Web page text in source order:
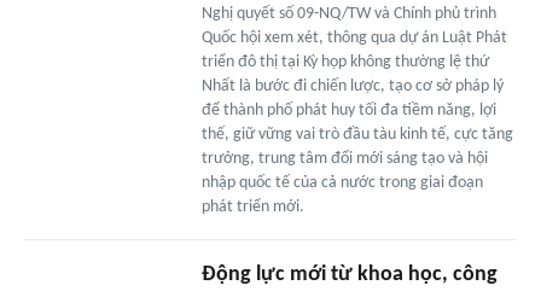
Nghị quyết số 09-NQ/TW và Chính phủ trình
Quốc hội xem xét, thông qua dự án Luật Phát
triển đô thị tại Kỳ họp không thường lệ thứ
Nhất là bước đi chiến lược, tạo cơ sở pháp lý
để thành phố phát huy tối đa tiềm năng, lợi
thế, giữ vững vai trò đầu tàu kinh tế, cực tăng
trưởng, trung tâm đổi mới sáng tạo và hội
nhập quốc tế của cả nước trong giai đoạn
phát triển mới.
Động lực mới từ khoa học, công